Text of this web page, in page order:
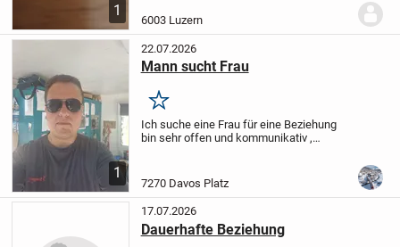
1
6003 Luzern
1
22.07.2026
Mann sucht Frau
Merken
Ich suche eine Frau für eine Beziehung
bin sehr offen und kommunikativ ,
Liebe Grüsse Stefan .
7270 Davos Platz
17.07.2026
Dauerhafte Beziehung